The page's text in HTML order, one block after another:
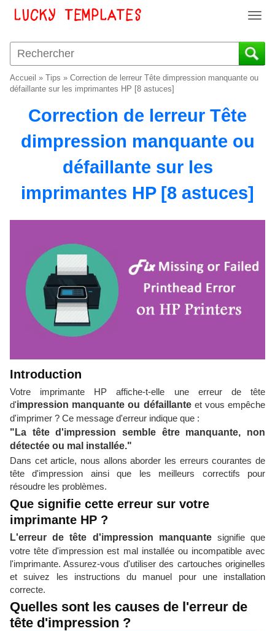
T
g
g
n
Accueil » Tips » Correction de lerreur Tête dimpression manquante ou
défaillante sur les imprimantes HP [8 astuces]
Correction de lerreur Tête
dimpression manquante ou
défaillante sur les
imprimantes HP [8 astuces]
Introduction
Votre imprimante HP affiche-t-elle une erreur de tête
d'impression manquante ou défaillanteet vous empêche
d'imprimer ? Ce message d'erreur indique que :
"La tête d'impression semble être manquante, non
détectée ou mal installée."
Dans cet article, nous allons aborder les erreurs courantes de
tête d'impression ainsi que les meilleurs correctifs pour
résoudre les problèmes.
Que signifie cette erreur sur votre
imprimante HP ?
L'erreur de tête d'impression manquantesignifie que
votre tête d'impression est mal installée ou incompatible avec
l'imprimante. Assurez-vous d'utiliser des cartouches originelles
et suivez les instructions du manuel pour une installation
correcte.
Quelles sont les causes de l'erreur de
tête d'impression ?